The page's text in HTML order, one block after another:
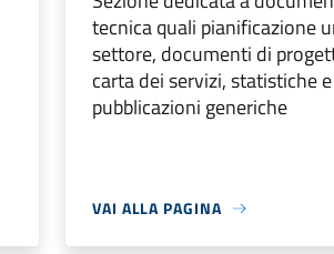
tecnica quali pianificazione
settore, documenti di
carta dei servizi, statistiche
pubblicazioni generiche
VAI ALLA PAGINA